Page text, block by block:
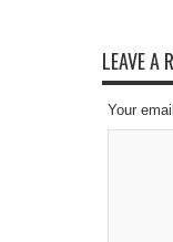
new
LEAVE A
Your